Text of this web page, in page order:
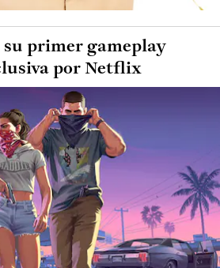
su primer gameplay
por Netflix